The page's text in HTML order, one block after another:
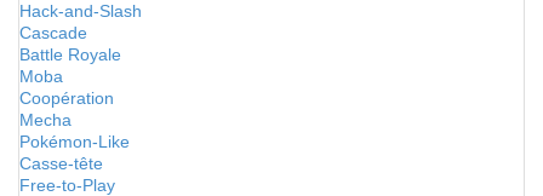
Hack-and-Slash
Cascade
Battle Royale
Moba
Coopération
Mecha
Pokémon-Like
Casse-tête
Free-to-Play